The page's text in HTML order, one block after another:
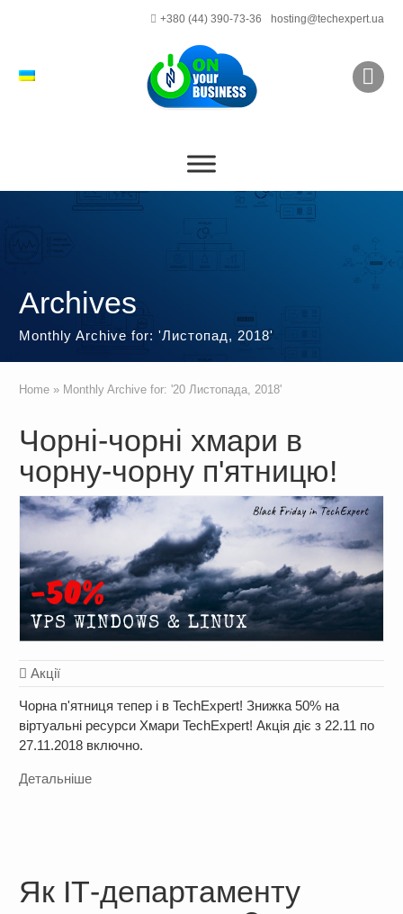
+380 (44) 390-73-36 hosting@techexpert.ua
Archives
Monthly Archive for: 'Листопад, 2018'
Home » Monthly Archive for: '20 Листопада, 2018'
Чорні-чорні хмари в
чорну-чорну п'ятницю!
Акції
Чорна п'ятниця тепер і в TechExpert! Знижка 50% на
віртуальні ресурси Хмари TechExpert! Акція діє з 22.11 по
27.11.2018 включно.
Детальніше
Як ІТ-департаменту